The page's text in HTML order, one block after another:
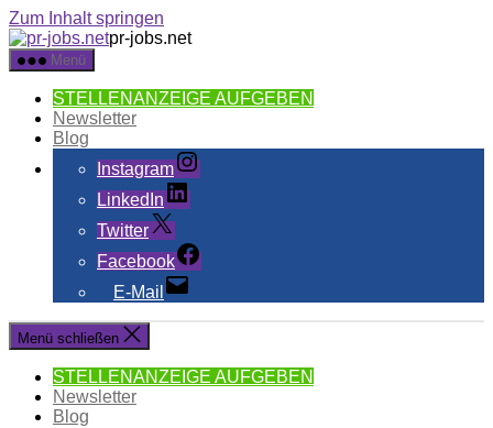
Zum Inhalt springen
pr-jobs.net
Menü
STELLENANZEIGE AUFGEBEN
Newsletter
Blog
Instagram
LinkedIn
Twitter
Facebook
E-Mail
Menü schließen
STELLENANZEIGE AUFGEBEN
Newsletter
Blog